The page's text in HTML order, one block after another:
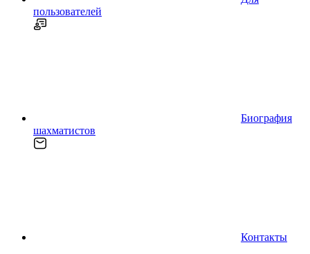
пользователей
Биография
шахматистов
Контакты